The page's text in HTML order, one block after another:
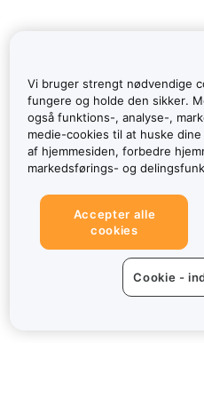
Vi bruger strengt nødvendige
fungere og holde den sikker.
også funktions-, analyse-,
medie-cookies til at huske
af hjemmesiden, forbedre
markedsførings- og
Accepter alle
cookies
Cookie -